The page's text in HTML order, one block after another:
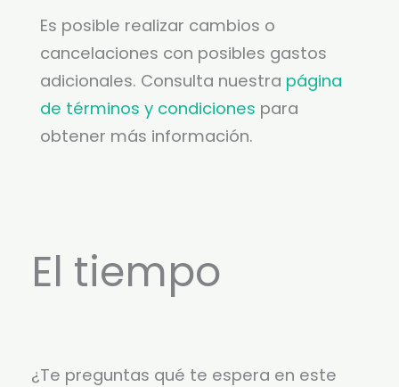
Es posible realizar cambios o
cancelaciones con posibles gastos
adicionales. Consulta nuestra página
de términos y condiciones para
obtener más información.
El tiempo
¿Te preguntas qué te espera en este